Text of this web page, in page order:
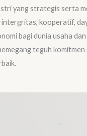
yang strategis serta
kooperatif,
bagi dunia usaha
teguh komitmen